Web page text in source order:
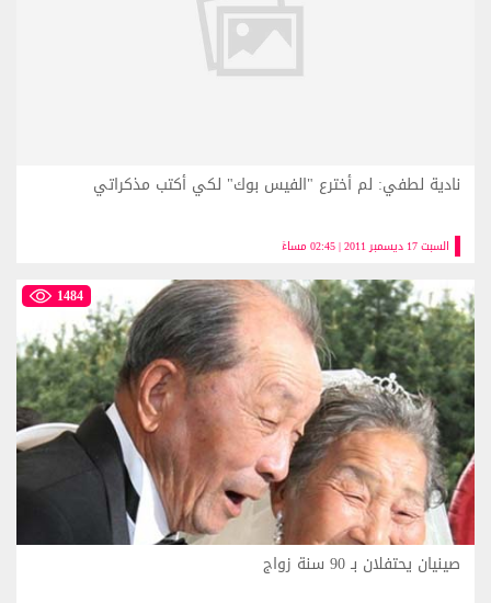
السبت 17 ديسمبر 2011 | 02:45 مساءً
نادية لطفي: لم أخترع "الفيس بوك" لكي أكتب مذكراتي
1484
صينيان يحتفلان بـ 90 سنة زواج